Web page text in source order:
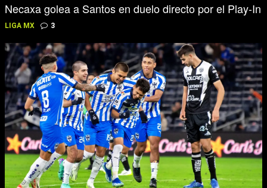
Necaxa golea a Santos en duelo directo por el Play-In
LIGA MX 3